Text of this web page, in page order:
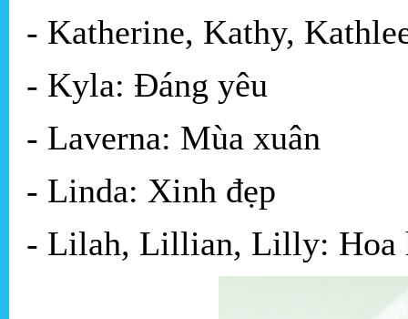
- Katherine, Kathy,
- Kyla: Đáng yêu
- Laverna: Mùa xuân
- Linda: Xinh đẹp
- Lilah, Lillian, Lilly: Hoa